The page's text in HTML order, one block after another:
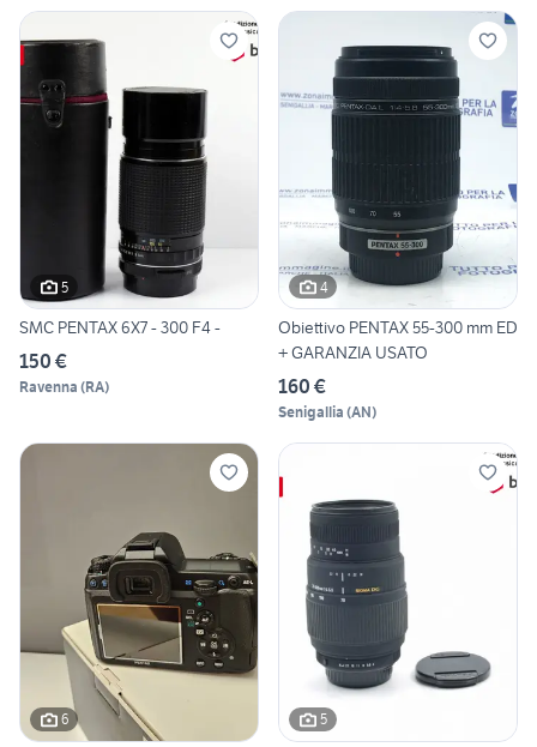
5
SMC PENTAX 6X7 - 300 F4 -
150 €
Ravenna (RA)
4
Obiettivo PENTAX 55-300 mm ED
+ GARANZIA USATO
160 €
Senigallia (AN)
6 5